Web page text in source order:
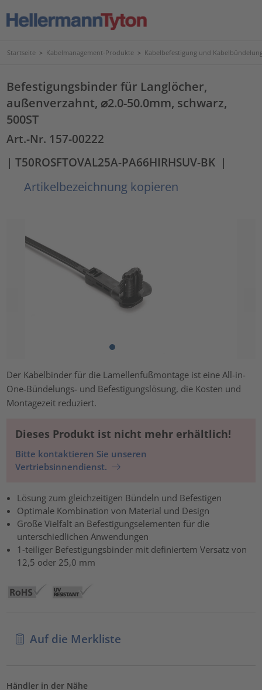
Startseite > Kabelmanagement-Produkte > Kabelbefestigung und
Befestigungsbinder für Langlöcher,
außenverzahnt, ⌀2.0-50.0mm, schwarz,
500ST
Art.-Nr. 157-00222
| T50ROSFTOVAL25A-PA66HIRHSUV-BK |
Artikelbezeichnung kopieren
Der Kabelbinder für die Lamellenfußmontage ist eine All-in-
One-Bündelungs- und Befestigungslösung, die Kosten und
Montagezeit reduziert.
Dieses Produkt ist nicht mehr erhältlich!
Bitte kontaktieren Sie unseren
Vertriebsinnendienst.
Lösung zum gleichzeitigen Bündeln und Befestigen
Optimale Kombination von Material und Design
Große Vielfalt an Befestigungselementen für die
unterschiedlichen Anwendungen
1-teiliger Befestigungsbinder mit definiertem Versatz von
12,5 oder 25,0 mm
Auf die Merkliste
Händler in der Nähe